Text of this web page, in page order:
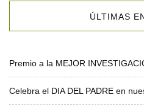
ÚLTIMAS
Premio a la MEJOR
Celebra el DIA DEL PADRE en